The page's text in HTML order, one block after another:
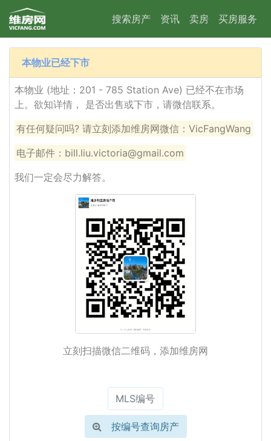
搜索房产 资讯 卖房 买房服务
本物业已经下市
本物业 (地址：201 - 785 Station Ave) 已经不在市场
上。欲知详情， 是否出售或下市，请微信联系。
有任何疑问吗? 请立刻添加维房网微信：VicFangWang
电子邮件：bill.liu.victoria@gmail.com
我们一定会尽力解答。
立刻扫描微信二维码，添加维房网
按编号查询房产